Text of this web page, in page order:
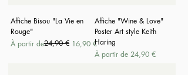
Affiche Bisou "La Vie en
Rouge"
À partir de
Prix original24,90 € 16,90 €
Prix promotionnel
Affiche "Wine & Love"
Poster Art style Keith
Haring
À partir de 24,90 €
Prix promotionnel